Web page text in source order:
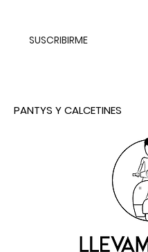
SUSCRIBIRME
PANTYS Y CALCETINES